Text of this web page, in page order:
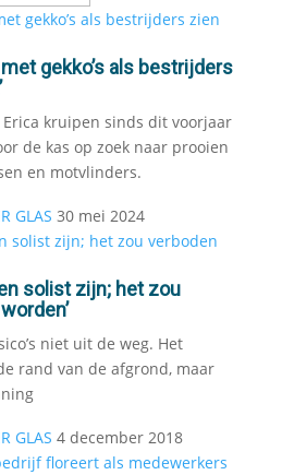
gekko’s als bestrijders
Erica kruipen sinds dit voorjaar
de kas op zoek naar prooien
en motvlinders.
GLAS 30 mei 2024
solist zijn; het zou
niet uit de weg. Het
rand van de afgrond, maar
GLAS 4 december 2018